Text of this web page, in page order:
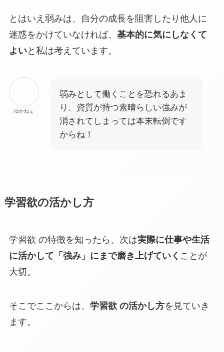
とはいえ弱みは、自分の成長を阻害したり他人に
迷惑をかけていなければ、 基本的に気にしなくて
よいと私は考えています。
ゆかねぇ
弱みとして働くことを恐れるあま
り、資質が持つ素晴らしい強みが
消されてしまっては本末転倒です
からね！
学習欲の活かし方
学習欲 の特徴を知ったら、次は実際に仕事や生活
に活かして「強み」にまで磨き上げていく ことが
大切。
そこでここからは、 学習欲 の活かし方を見ていき
ます。